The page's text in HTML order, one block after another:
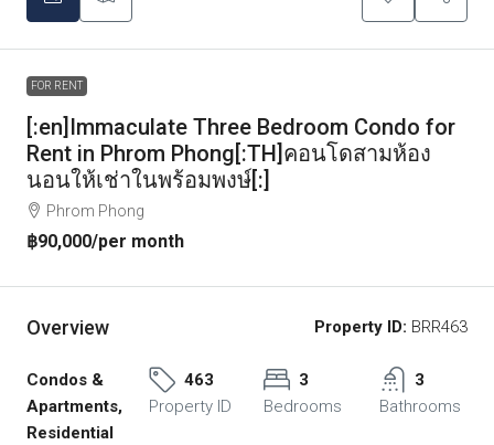
FOR RENT
[:en]Immaculate Three Bedroom Condo for
Rent in Phrom Phong[:TH]คอนโดสามห้อง
นอนให้เช่าในพร้อมพงษ์[:]
Phrom Phong
฿90,000/per month
Overview Property ID: BRR463
Condos &
Apartments,
Residential
463
Property ID
3
Bedrooms
3
Bathrooms